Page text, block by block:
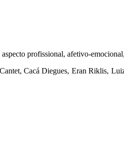
profissional, afetivo-
Cacá Diegues, Eran Riklis,